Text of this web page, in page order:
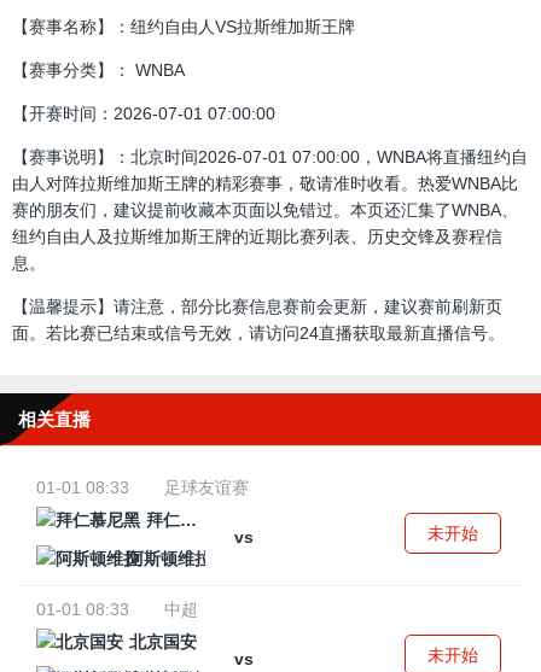
【赛事名称】：纽约自由人VS拉斯维加斯王牌
【赛事分类】： WNBA
【开赛时间：2026-07-01 07:00:00
【赛事说明】：北京时间2026-07-01 07:00:00，WNBA将直播纽约自
由人对阵拉斯维加斯王牌的精彩赛事，敬请准时收看。热爱WNBA比
赛的朋友们，建议提前收藏本页面以免错过。本页还汇集了WNBA、
纽约自由人及拉斯维加斯王牌的近期比赛列表、历史交锋及赛程信
息。
【温馨提示】请注意，部分比赛信息赛前会更新，建议赛前刷新页
面。若比赛已结束或信号无效，请访问24直播获取最新直播信号。
相关直播
01-01 08:33
足球友谊赛
拜仁慕尼黑
vs
阿斯顿维拉
未开始
01-01 08:33
中超
北京国安
vs
未开始